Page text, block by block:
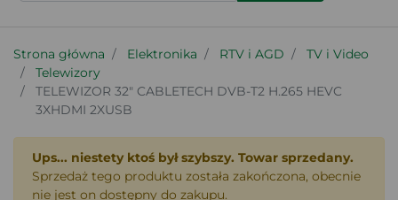
Strona główna Elektronika RTV i AGD
TV i Video
Telewizory
TELEWIZOR 32" CABLETECH DVB-T2 H.265 HEVC
3XHDMI 2XUSB
Ups... niestety ktoś był szybszy. Towar sprzedany.
Sprzedaż tego produktu została zakończona, obecnie
nie jest on dostępny do zakupu.